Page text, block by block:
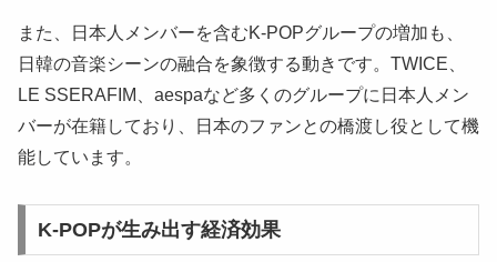
また、日本人メンバーを含むK-POPグループの増加も、
日韓の音楽シーンの融合を象徴する動きです。TWICE、
LE SSERAFIM、aespaなど多くのグループに日本人メン
バーが在籍しており、日本のファンとの橋渡し役として機
能しています。
K-POPが生み出す経済効果